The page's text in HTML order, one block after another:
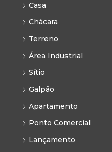
Casa
Chácara
Terreno
Área Industrial
Sítio
Galpão
Apartamento
Ponto Comercial
Lançamento